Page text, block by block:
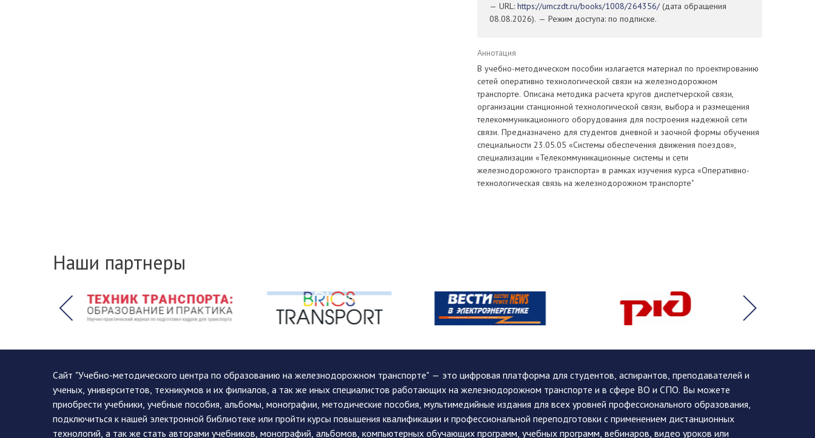
— URL: https://umczdt.ru/books/1008/264356/(дата обращения
08.08.2026). — Режим доступа: по подписке.
Аннотация
В учебно-методическом пособии излагается материал по проектированию
сетей оперативно технологической связи на железнодорожном
транспорте. Описана методика расчета кругов диспетчерской связи,
организации станционной технологической связи, выбора и размещения
телекоммуникационного оборудования для построения надежной сети
связи. Предназначено для студентов дневной и заочной формы обучения
специальности 23.05.05 «Системы обеспечения движения поездов»,
специализации «Телекоммуникационные системы и сети
железнодорожного транспорта» в рамках изучения курса «Оперативно-
технологическая связь на железнодорожном транспорте"
Наши партнеры
Сайт "Учебно-методического центра по образованию на железнодорожном транспорте" — это цифровая платформа для студентов, аспирантов, преподавателей и
ученых, университетов, техникумов и их филиалов, а так же иных специалистов работающих на железнодорожном транспорте и в сфере ВО и СПО. Вы можете
приобрести учебники, учебные пособия, альбомы, монографии, методические пособия, мультимедийные издания для всех уровней профессионального образования,
подключиться к нашей электронной библиотеке или пройти курсы повышения квалификации и профессиональной переподготовки с применением дистанционных
технологий, а так же стать авторами учебников, монографий, альбомов, компьютерных обучающих программ, учебных программ, вебинаров, видео уроков или